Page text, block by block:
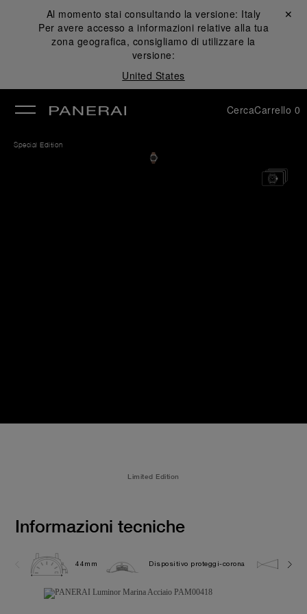
Al momento stai consultando la versione: Italy
Per avere accesso a informazioni relative alla tua
zona geografica, consigliamo di utilizzare la
versione:
United States
Chiudi ✕
CercaCarrello 0
Special Edition
Limited Edition
Informazioni tecniche
44mm Dispositivo proteggi-corona